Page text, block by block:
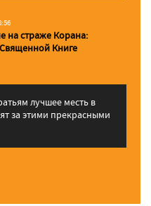
на страже Корана:
Книге
лучшее месть в
за этими прекрасными